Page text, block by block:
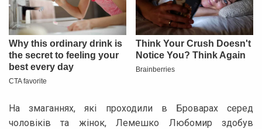
На змаганнях, які проходили в Броварах серед
чоловіків та жінок, Лемешко Любомир здобув